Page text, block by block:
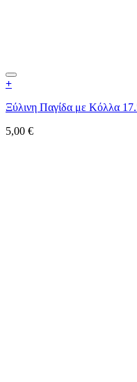
+
Ξύλινη Παγίδα με Κόλλα
5,00 €